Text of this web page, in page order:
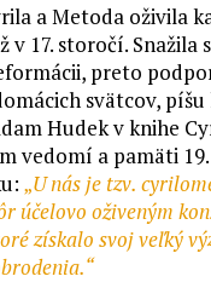
a Metoda oživila
v 17. storočí. Snažila
preto
svätcov,
Hudek v knihe
vedomí a pamäti 19.
„U nás je tzv.
účelovo oživeným
získalo svoj veľký